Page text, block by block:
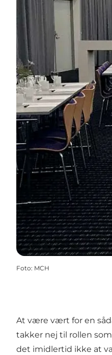
Foto: MCH
At være vært for en
takker nej til rollen
det imidlertid ikke at